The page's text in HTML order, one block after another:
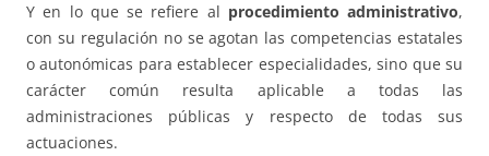
Y en lo que se refiere al procedimiento administrativo,
con su regulación no se agotan las competencias estatales
o autonómicas para establecer especialidades, sino que su
carácter común resulta aplicable a todas las
administraciones públicas y respecto de todas sus
actuaciones.